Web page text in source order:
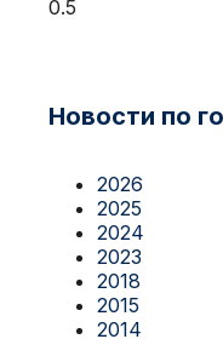
Новости по
2026
2025
2024
2023
2018
2015
2014